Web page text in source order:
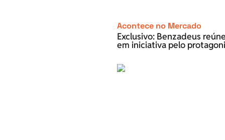
Acontece no Mercado
Exclusivo: Benzadeus
em iniciativa pelo